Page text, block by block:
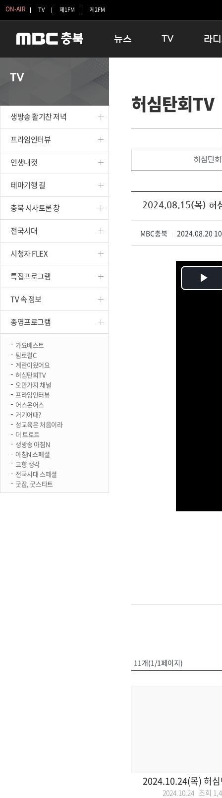
ON-AIR TV 제1FM 제2FM
뉴스
보은
옥천
TV
인생내컷
테마기행 길
시청자 FLEX
종영프로그램
라
우리 고
TV
생방송 활기찬 저녁
프라임인터뷰
인생내컷
테마기행 길
충북 시사토론 창
전국시대
시청자 FLEX
특집프로그램
TV 속 정보
종영프로그램
가요베스트
팀로컬C
계란이왔어요
허심탄회TV
오만가지 채널
프라임인터뷰
어스온어스
거기어때?
성교육은 처음이라
더 트로트
생방송 아침N
아침N 스페셜
고향 생각
전국시대 스페셜
굿잡, 굿스타트
허심탄회TV
허심탄
2024.08.15(목) 허
MBC충북 2024.08.20
11개(1/1페이지)
2024.10.24(목) 허
2024.10.24 조회